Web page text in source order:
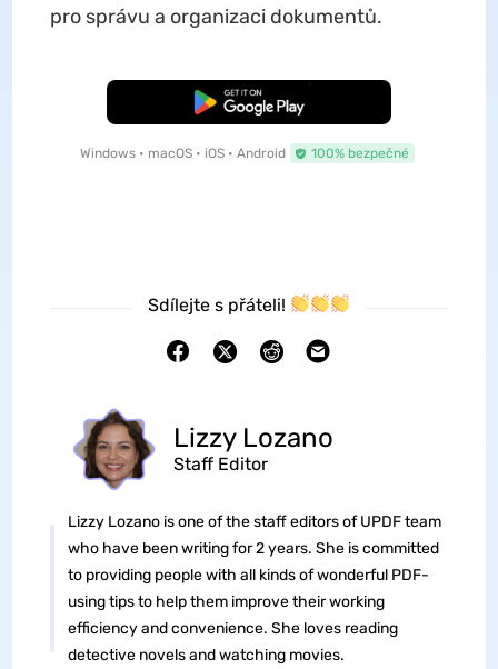
pro správu a organizaci dokumentů.
Bezplatné stažení
Windows • macOS • iOS • Android 100% bezpečné
Sdílejte s přáteli!
Lizzy Lozano
Staff Editor
Lizzy Lozano is one of the staff editors of UPDF team
who have been writing for 2 years. She is committed
to providing people with all kinds of wonderful PDF-
using tips to help them improve their working
efficiency and convenience. She loves reading
detective novels and watching movies.